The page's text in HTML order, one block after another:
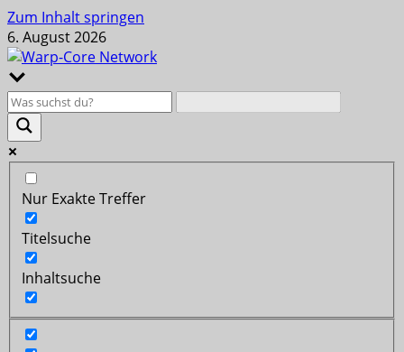
Zum Inhalt springen
6. August 2026
Nur Exakte Treffer
Titelsuche
Inhaltsuche